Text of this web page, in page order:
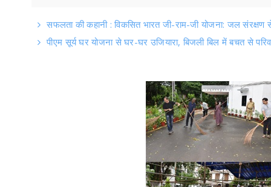
सफलता की कहानी : विकसित भारत जी-राम-जी योजना: जल
पीएम सूर्य घर योजना से घर-घर उजियारा, बिजली बिल में बचत से